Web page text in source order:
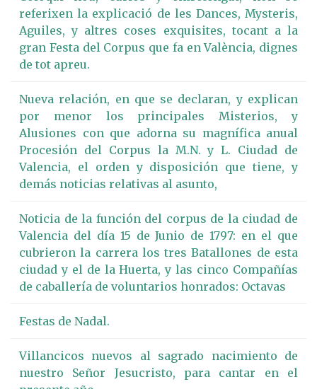
referixen la explicació de les Dances, Mysteris,
Aguiles, y altres coses exquisites, tocant a la
gran Festa del Corpus que fa en València, dignes
de tot apreu.
Nueva relación, en que se declaran, y explican
por menor los principales Misterios, y
Alusiones con que adorna su magnífica anual
Procesión del Corpus la M.N. y L. Ciudad de
Valencia, el orden y disposición que tiene, y
demás noticias relativas al asunto,
Noticia de la función del corpus de la ciudad de
Valencia del día 15 de Junio de 1797: en el que
cubrieron la carrera los tres Batallones de esta
ciudad y el de la Huerta, y las cinco Compañías
de caballería de voluntarios honrados: Octavas
Festas de Nadal.
Villancicos nuevos al sagrado nacimiento de
nuestro Señor Jesucristo, para cantar en el